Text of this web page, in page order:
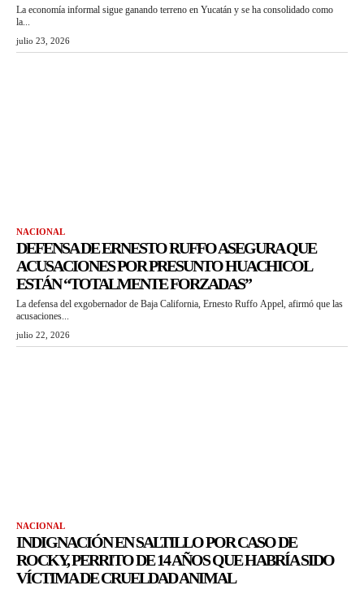
La economía informal sigue ganando terreno en Yucatán y se ha consolidado como
la...
julio 23, 2026
NACIONAL
DEFENSA DE ERNESTO RUFFO ASEGURA QUE
ACUSACIONES POR PRESUNTO HUACHICOL
ESTÁN “TOTALMENTE FORZADAS”
La defensa del exgobernador de Baja California, Ernesto Ruffo Appel, afirmó que las
acusaciones...
julio 22, 2026
NACIONAL
INDIGNACIÓN EN SALTILLO POR CASO DE
ROCKY, PERRITO DE 14 AÑOS QUE HABRÍA SIDO
VÍCTIMA DE CRUELDAD ANIMAL